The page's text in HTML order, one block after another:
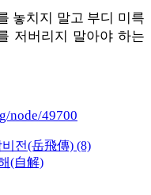
놓치지 말고 부디 미륵
저버리지 말아야 하는
node/49700
전(岳飛傳) (8)
(自解)